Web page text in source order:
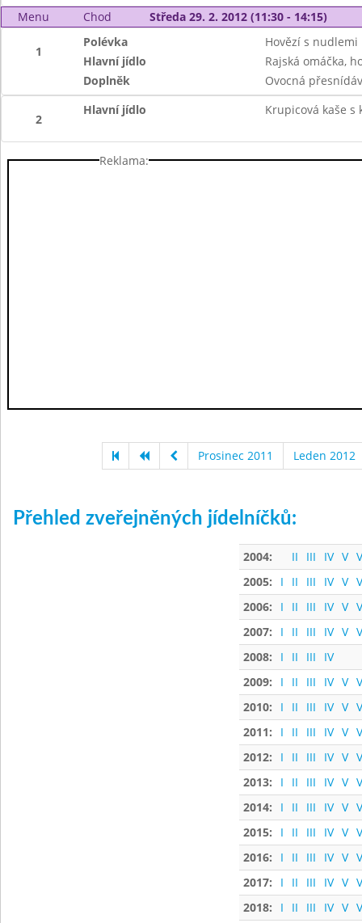
Menu Chod Středa 29. 2. 2012 (11:30 - 14:15)
1
Polévka
Hovězí s nudlemi
Hlavní jídlo
Rajská omáčka,
Doplněk
Ovocná
2
Hlavní jídlo Krupicová kaše s
Reklama:
Prosinec 2011 Leden 2012
Přehled zveřejněných jídelníčků:
2004: II III IV V
2005:
I II III IV V
2006:
I II III IV V
2007:
I II III IV V
2008:
I II III
IV
2009:
I II III IV V
2010:
I II III IV V
2011:
I II III IV V
2012:
I II III IV V
2013:
I II III IV V
2014:
I II III IV V
2015:
I II III IV V
2016:
I II III IV V
2017:
I II III IV V
2018:
I II III IV V